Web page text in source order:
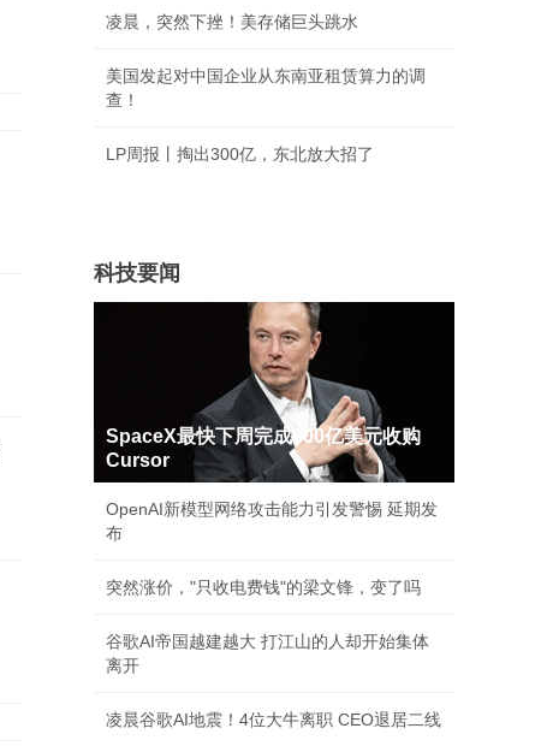
凌晨，突然下挫！美存储巨头跳水
美国发起对中国企业从东南亚租赁算力的调
查！
LP周报丨掏出300亿，东北放大招了
科技要闻
SpaceX最快下周完成600亿美元收购
Cursor
OpenAI新模型网络攻击能力引发警惕 延期发
布
突然涨价，"只收电费钱"的梁文锋，变了吗
谷歌AI帝国越建越大 打江山的人却开始集体
离开
凌晨谷歌AI地震！4位大牛离职 CEO退居二线